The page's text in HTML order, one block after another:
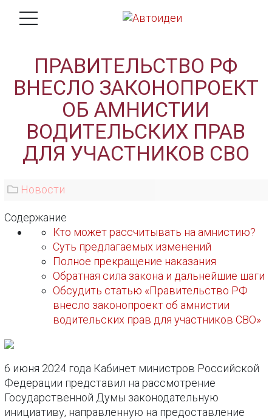
ПРАВИТЕЛЬСТВО РФ
ВНЕСЛО ЗАКОНОПРОЕКТ
ОБ АМНИСТИИ
ВОДИТЕЛЬСКИХ ПРАВ
ДЛЯ УЧАСТНИКОВ СВО
Новости
Содержание
Кто может рассчитывать на амнистию?
Суть предлагаемых изменений
Полное прекращение наказания
Обратная сила закона и дальнейшие шаги
Обсудить статью «Правительство РФ
внесло законопроект об амнистии
водительских прав для участников СВО»
6 июня 2024 года Кабинет министров Российской
Федерации представил на рассмотрение
Государственной Думы законодательную
инициативу, направленную на предоставление